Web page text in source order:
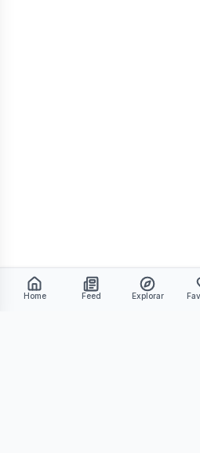
Home Feed Explorar